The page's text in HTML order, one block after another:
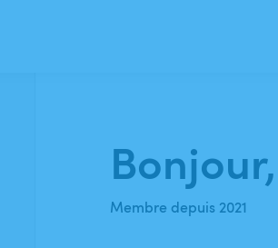
Membre depuis 2021